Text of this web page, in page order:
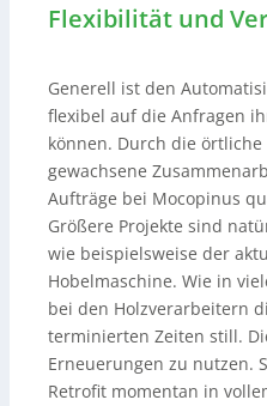
Flexibilität und
Generell ist den
flexibel auf die Anfragen
können. Durch die
gewachsene
Aufträge bei Mocopinus
Größere Projekte sind
wie beispielsweise der
Hobelmaschine. Wie in
bei den Holzverarbeitern
terminierten Zeiten still.
Erneuerungen zu nutzen.
Retrofit momentan in